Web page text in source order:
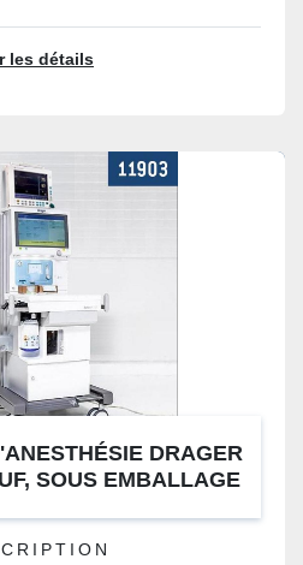
les détails
DRAGER
SOUS EMBALLAGE